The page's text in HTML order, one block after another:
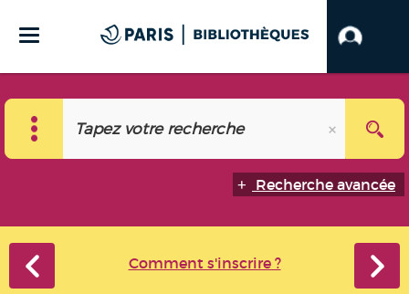
Recherche avancée
Comment s'inscrire ?